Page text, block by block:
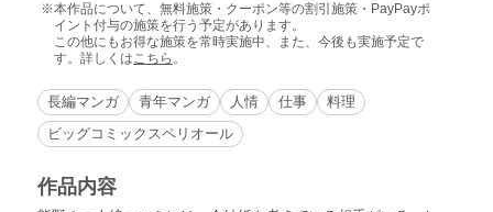
本作品について、無料施策・クーポン等の割引施策・PayPayポ
イント付与の施策を行う予定があります。
この他にもお得な施策を常時実施中、また、今後も実施予定で
す。詳しくはこちら 。
長編マンガ 青年マンガ 人情 仕事
料理
ビッグコミックスペリオール
作品内容